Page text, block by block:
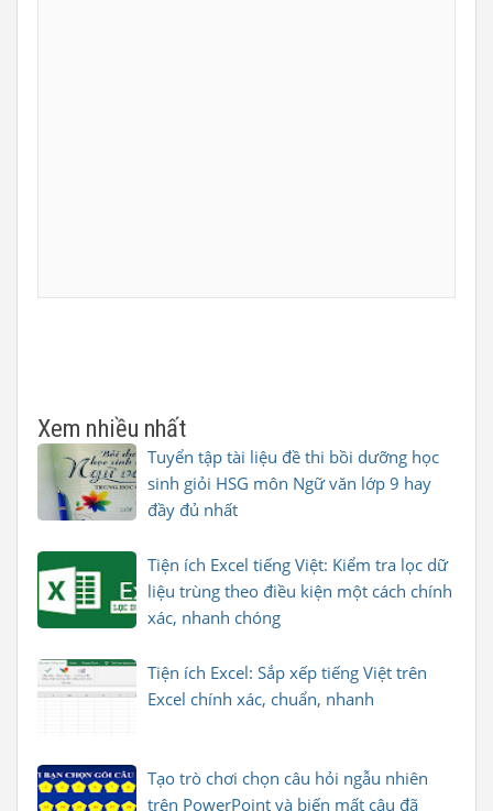
Xem nhiều nhất
Tuyển tập tài liệu đề thi bồi dưỡng học
sinh giỏi HSG môn Ngữ văn lớp 9 hay
đầy đủ nhất
Tiện ích Excel tiếng Việt: Kiểm tra lọc dữ
liệu trùng theo điều kiện một cách chính
xác, nhanh chóng
Tiện ích Excel: Sắp xếp tiếng Việt trên
Excel chính xác, chuẩn, nhanh
Tạo trò chơi chọn câu hỏi ngẫu nhiên
trên PowerPoint và biến mất câu đã